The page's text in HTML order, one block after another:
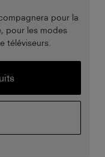
pour la
pour les modes
téléviseurs.